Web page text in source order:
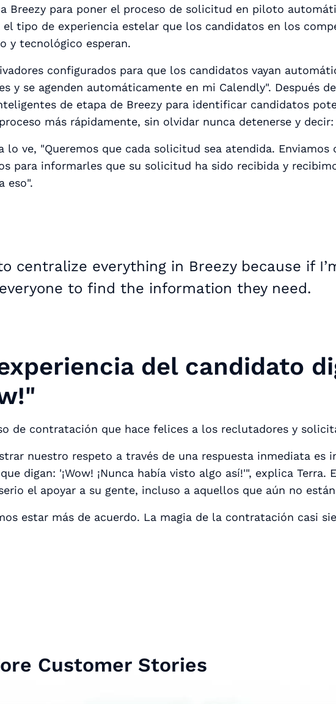
Breezy para poner el proceso de solicitud en piloto
el tipo de experiencia estelar que los candidatos en los
y tecnológico esperan.
configurados para que los candidatos vayan
y se agenden automáticamente en mi Calendly". Después
de etapa de Breezy para identificar candidatos
más rápidamente, sin olvidar nunca detenerse y decir:
lo ve, "Queremos que cada solicitud sea atendida.
para informarles que su solicitud ha sido recibida y
eso".
centralize everything in Breezy because if
to find the information they need.
del candidato
de contratación que hace felices a los reclutadores y
nuestro respeto a través de una respuesta inmediata es
digan: '¡Wow! ¡Nunca había visto algo así!'", explica Terra.
el apoyar a su gente, incluso a aquellos que aún no
estar más de acuerdo. La magia de la contratación casi
Customer Stories